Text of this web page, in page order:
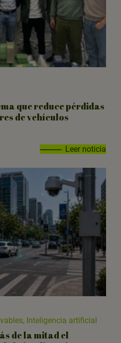
que reduce pérdidas
de vehículos
Leer noticia
Inteligencia artificial
de la mitad el